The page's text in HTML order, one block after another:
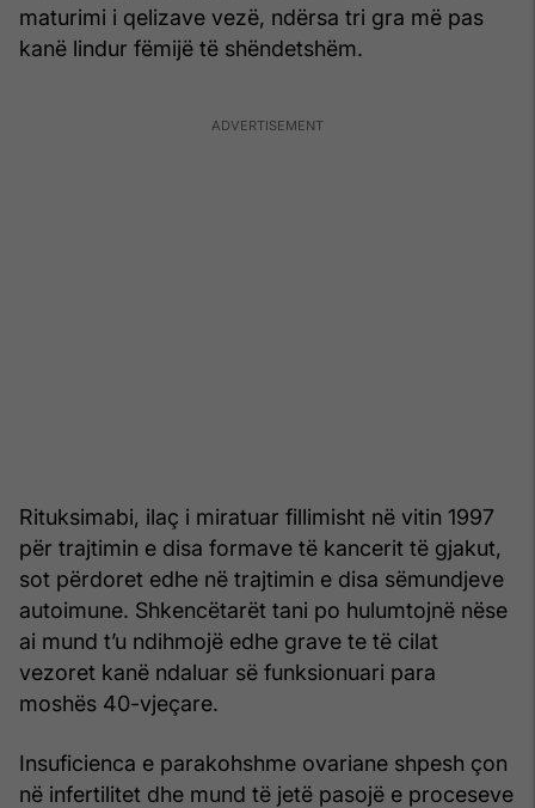
maturimi i qelizave vezë, ndërsa tri gra më pas
kanë lindur fëmijë të shëndetshëm.
Rituksimabi, ilaç i miratuar fillimisht në vitin 1997
për trajtimin e disa formave të kancerit të gjakut,
sot përdoret edhe në trajtimin e disa sëmundjeve
autoimune. Shkencëtarët tani po hulumtojnë nëse
ai mund t’u ndihmojë edhe grave te të cilat
vezoret kanë ndaluar së funksionuari para
moshës 40-vjeçare.
Insuficienca e parakohshme ovariane shpesh çon
në infertilitet dhe mund të jetë pasojë e proceseve